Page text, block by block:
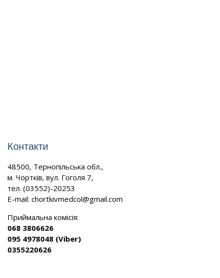
Контакти
48500, Тернопільська обл.,
м. Чортків, вул. Гоголя 7,
тел. (03552)-20253
E-mail: chortkivmedcol@gmail.com
Приймальна комісія:
068 3806626
095 4978048 (Viber)
0355220626